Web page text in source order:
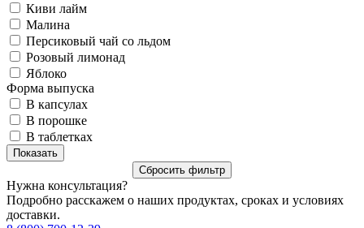
Киви лайм
Малина
Персиковый чай со льдом
Розовый лимонад
Яблоко
Форма выпуска
В капсулах
В порошке
В таблетках
Нужна консультация?
Подробно расскажем о наших продуктах, сроках и условиях
доставки.